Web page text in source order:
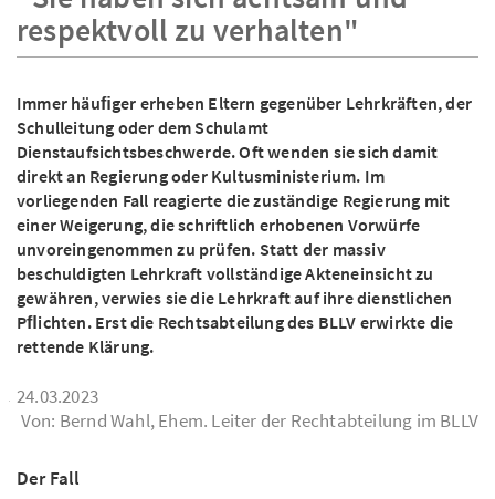
respektvoll zu verhalten"
Immer häuﬁger erheben Eltern gegenüber Lehrkräften, der
Schulleitung oder dem Schulamt
Dienstaufsichtsbeschwerde. Oft wenden sie sich damit
direkt an Regierung oder Kultusministerium. Im
vorliegenden Fall reagierte die zuständige Regierung mit
einer Weigerung, die schriftlich erhobenen Vorwürfe
unvoreingenommen zu prüfen. Statt der massiv
beschuldigten Lehrkraft vollständige Akteneinsicht zu
gewähren, verwies sie die Lehrkraft auf ihre dienstlichen
Pﬂichten. Erst die Rechtsabteilung des BLLV erwirkte die
rettende Klärung.
24.03.2023
Von: Bernd Wahl, Ehem. Leiter der Rechtabteilung im BLLV
Der Fall